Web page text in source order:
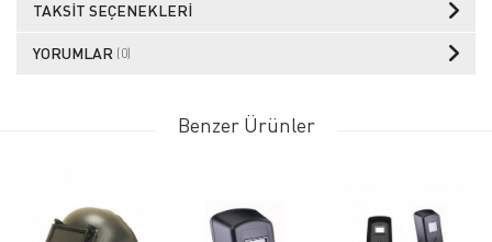
TAKSIT SEÇENEKLERI
YORUMLAR (0)
Benzer Ürünler